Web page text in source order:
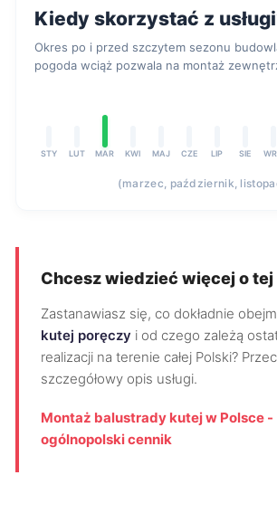
Kiedy skorzystać z
Okres po i przed szczytem sezonu
pogoda wciąż pozwala na montaż
STY LUT MAR KWI MAJ CZE LIP SIE
(marzec, październik,
Chcesz wiedzieć więcej o tej
Zastanawiasz się, co dokładnie
kutej poręczy i od czego zależą
realizacji na terenie całej Polski?
szczegółowy opis usługi.
Montaż balustrady kutej w Polsce -
ogólnopolski cennik